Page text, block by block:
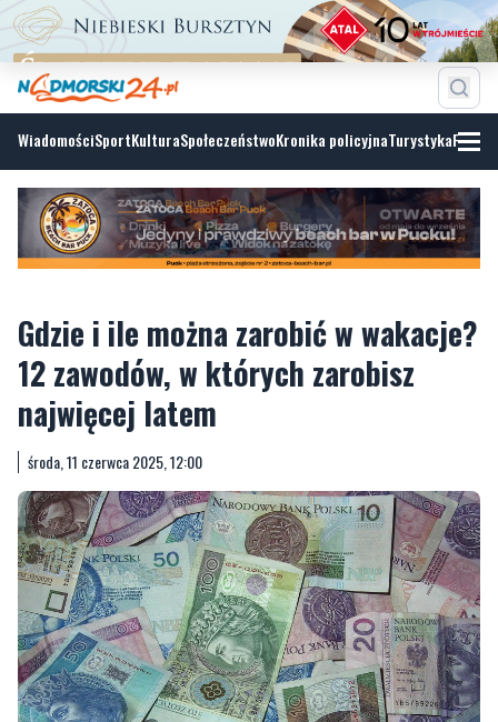
WiadomościSportKulturaSpołeczeństwoKronika policyjnaTurystyka
Gdzie i ile można zarobić w wakacje?
najwięcej latem
środa, 11 czerwca 2025, 12:00